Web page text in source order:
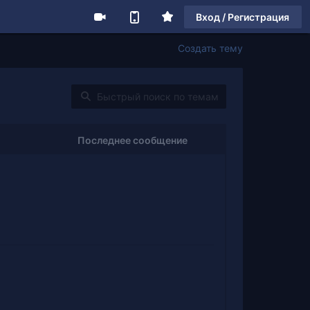
Вход / Регистрация
Создать тему
Последнее сообщение